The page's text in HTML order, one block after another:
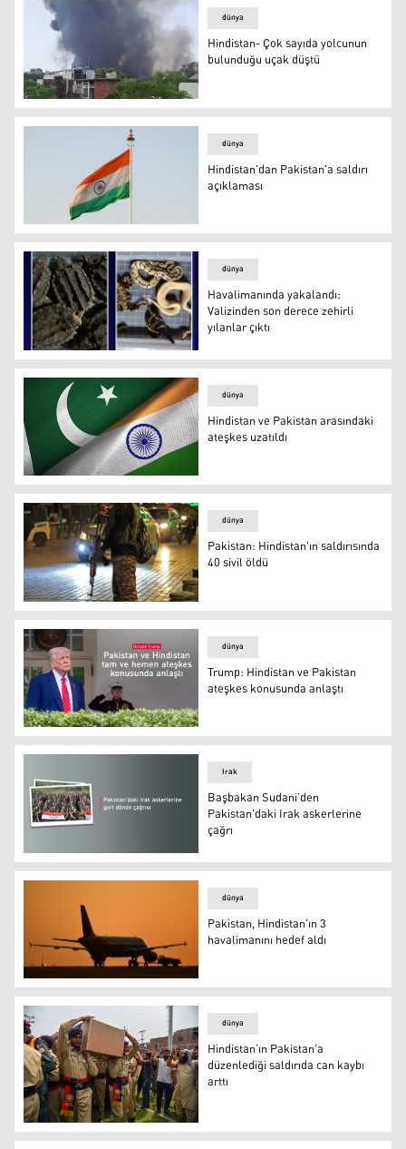
Hindistan- Çok sayıda yolcunun bulunduğu uçak düştü
dünya
Hindistan- Çok sayıda yolcunun
bulunduğu uçak düştü
Hindistan'dan Pakistan'a saldırı açıklaması
dünya
Hindistan'dan Pakistan'a saldırı
açıklaması
Havalimanında yakalandı: Valizinden son derece zehirli
dünya
Havalimanında yakalandı:
Valizinden son derece zehirli
yılanlar çıktı
Pakistan ve Hindistan bayrakları
dünya
Hindistan ve Pakistan arasındaki
ateşkes uzatıldı
Pakistan: Hindistan'ın saldırısında 40 sivil öldü
dünya
Pakistan: Hindistan'ın saldırısında
40 sivil öldü
Trump: Hindistan ve Pakistan ateşkes konusunda anlaştı
dünya
Trump: Hindistan ve Pakistan
ateşkes konusunda anlaştı
Başbakan Sudani’den Pakistan'daki Irak askerlerine
Irak
Başbakan Sudani’den
Pakistan'daki Irak askerlerine
çağrı
Pakistan, Hindistan'ın 3 havalimanını hedef aldı
dünya
Pakistan, Hindistan'ın 3
havalimanını hedef aldı
FOTO-AA
dünya
Hindistan’ın Pakistan’a
düzenlediği saldırıda can kaybı
arttı